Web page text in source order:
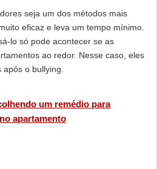
seja um dos métodos mais
eficaz e leva um tempo mínimo.
lo só pode acontecer se as
ao redor. Nesse caso, eles
o bullying.
um remédio para
apartamento